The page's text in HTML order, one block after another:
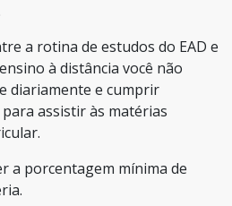
a rotina de estudos do EAD e
à distância você não
diariamente e cumprir
assistir às matérias
a porcentagem mínima de